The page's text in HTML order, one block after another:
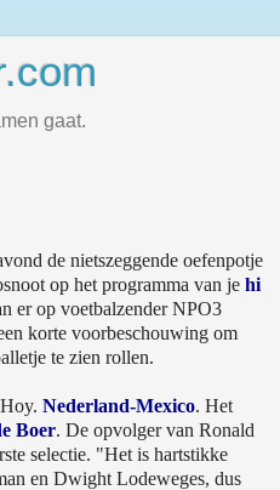
gaat.
de nietszeggende oefenpotje
op het programma van je hi
er op voetbalzender NPO3
korte voorbeschouwing om
te zien rollen.
Nederland-Mexico. Het
Boer. De opvolger van Ronald
selectie. "Het is hartstikke
en Dwight Lodeweges, dus